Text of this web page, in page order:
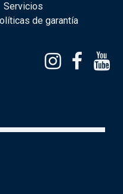
Servicios
de garantía